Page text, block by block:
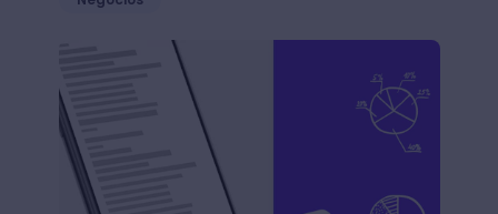
Big Data Analytics: qué es y por qué necesitas